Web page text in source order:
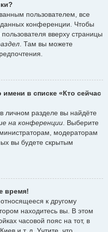
пользователем, все
конференции. Чтобы
вверху страницы
. Там вы можете
в списке «Кто сейчас
личном разделе вы найдёте
на конференции . Выберите
модераторам
вы будете скрытым
время!
к другому
находитесь вы. В этом
часовой пояс на тот, в